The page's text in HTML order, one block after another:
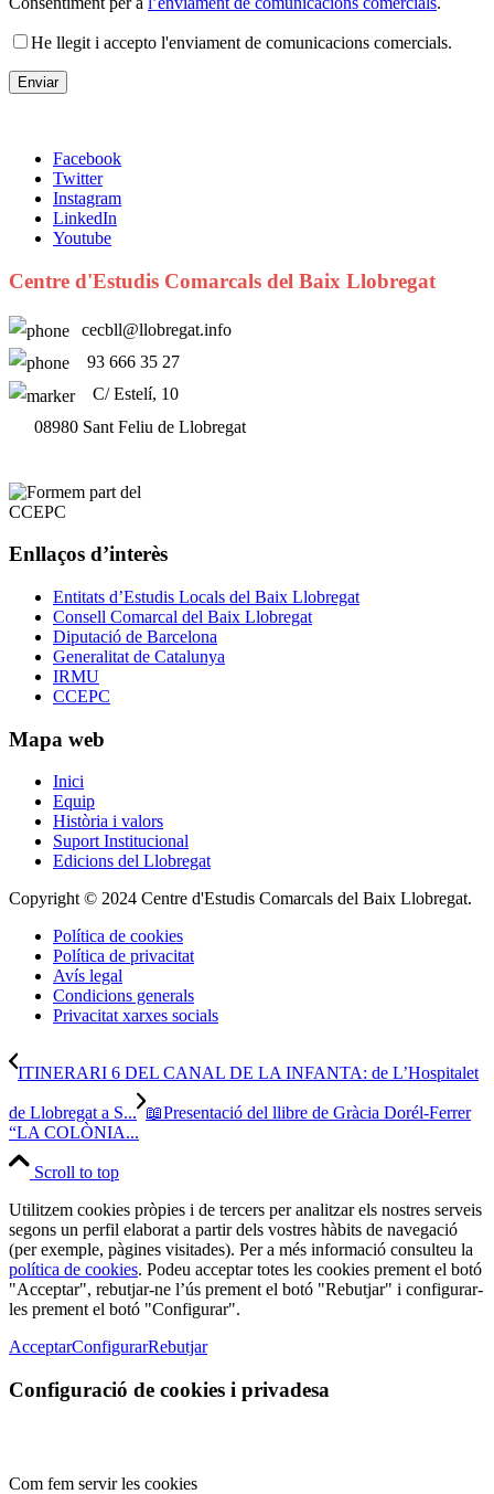
He llegit i accepto l'enviament de comunicacions comercials.
Facebook
Twitter
Instagram
LinkedIn
Youtube
Centre d'Estudis Comarcals del Baix Llobregat
cecbll@llobregat.info
93 666 35 27
C/ Estelí, 10
08980 Sant Feliu de Llobregat
Enllaços d’interès
Entitats d’Estudis Locals del Baix Llobregat
Consell Comarcal del Baix Llobregat
Diputació de Barcelona
Generalitat de Catalunya
IRMU
CCEPC
Mapa web
Inici
Equip
Història i valors
Suport Institucional
Edicions del Llobregat
Copyright © 2024 Centre d'Estudis Comarcals del Baix Llobregat.
Política de cookies
Política de privacitat
Avís legal
Condicions generals
Privacitat xarxes socials
ITINERARI 6 DEL CANAL DE LA INFANTA: de L’Hospitalet
de Llobregat a S... 📖Presentació del llibre de Gràcia Dorél-Ferrer
“LA COLÒNIA...
Scroll to top
Utilitzem cookies pròpies i de tercers per analitzar els nostres serveis
segons un perfil elaborat a partir dels vostres hàbits de navegació
(per exemple, pàgines visitades). Per a més informació consulteu la
política de cookies. Podeu acceptar totes les cookies prement el botó
"Acceptar", rebutjar-ne l’ús prement el botó "Rebutjar" i configurar-
les prement el botó "Configurar".
AcceptarConfigurarRebutjar
Configuració de cookies i privadesa
Com fem servir les cookies